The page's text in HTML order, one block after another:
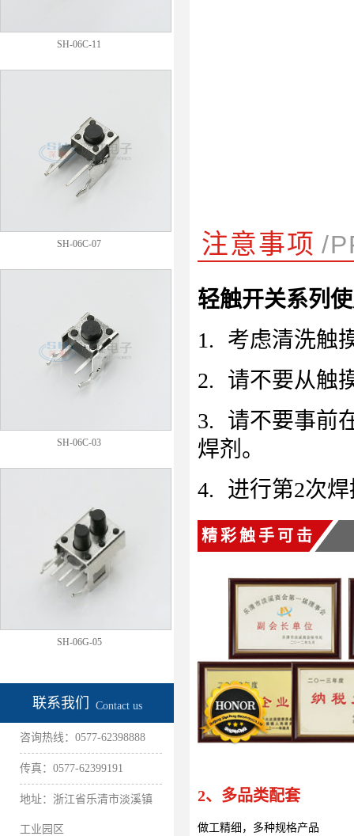
SH-06C-11
SH-06C-07
SH-06C-03
SH-06G-05
联系我们 Contact us
咨询热线：0577-62398888
传真：0577-62399191
地址：浙江省乐清市淡溪镇
工业园区
注意事项 /
轻触开关系列
1. 考虑清洗触
2. 请不要从触
3. 请不要事前
焊剂。
4. 进行第2次
精彩触手可击
2、多品类配套
做工精细，多种规格产品